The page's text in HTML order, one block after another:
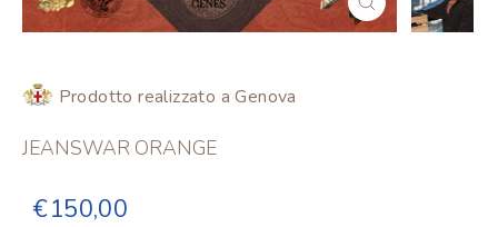
CHIUDI
(ESC)
Prodotto realizzato a Genova
JEANSWAR ORANGE
Prezzo
Prezzo
€150,00